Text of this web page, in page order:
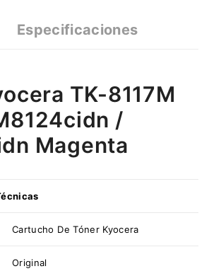
Especificaciones
TK-8117M
/
Magenta
Cartucho De Tóner Kyocera
Original